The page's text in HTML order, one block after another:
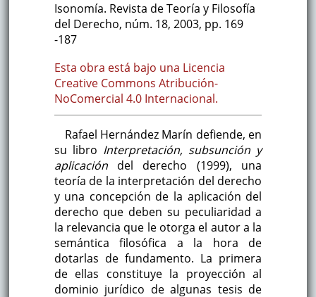
Isonomía. Revista de Teoría y Filosofía
del Derecho, núm. 18, 2003, pp. 169
-187
Esta obra está bajo una Licencia
Creative Commons Atribución-
NoComercial 4.0 Internacional.
Rafael Hernández Marín defiende, en
su libro Interpretación, subsunción y
aplicacióndel derecho (1999), una
teoría de la interpretación del derecho
y una concepción de la aplicación del
derecho que deben su peculiaridad a
la relevancia que le otorga el autor a la
semántica filosófica a la hora de
dotarlas de fundamento. La primera
de ellas constituye la proyección al
dominio jurídico de algunas tesis de